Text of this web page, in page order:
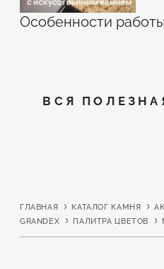
Особенности
ВСЯ
ГЛАВНАЯ КАТАЛОГ КАМНЯ
GRANDEX
ПАЛИТРА ЦВЕТОВ